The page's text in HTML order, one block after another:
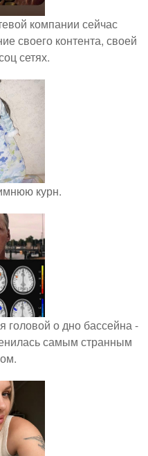
компании сейчас
своего контента, своей
сетях.
курн.
головой о дно бассейна -
самым странным